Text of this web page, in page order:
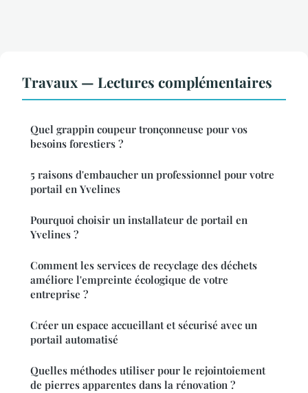
Travaux — Lectures complémentaires
Quel grappin coupeur tronçonneuse pour vos
besoins forestiers ?
5 raisons d'embaucher un professionnel pour votre
portail en Yvelines
Pourquoi choisir un installateur de portail en
Yvelines ?
Comment les services de recyclage des déchets
améliore l'empreinte écologique de votre
entreprise ?
Créer un espace accueillant et sécurisé avec un
portail automatisé
Quelles méthodes utiliser pour le rejointoiement
de pierres apparentes dans la rénovation ?